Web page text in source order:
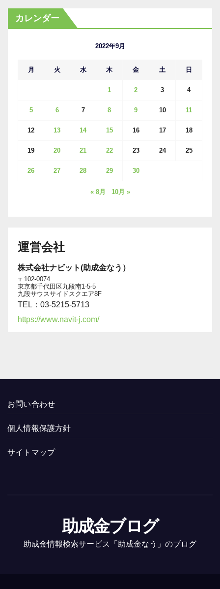
カ
イ
カレンダー
2022年9月
月 火 水 木 金 土 日
1 2 3 4
5 6 7 8 9 10 11
12 13 14 15 16 17 18
19 20 21 22 23 24 25
26 27 28 29 30
« 8月 10月 »
運営会社
株式会社ナビット(助成金なう）
〒102-0074
東京都千代田区九段南1-5-5
九段サウスサイドスクエア8F
TEL：03-5215-5713
https://www.navit-j.com/
お問い合わせ
個人情報保護方針
サイトマップ
助成金ブログ
助成金情報検索サービス「助成金なう」のブログ